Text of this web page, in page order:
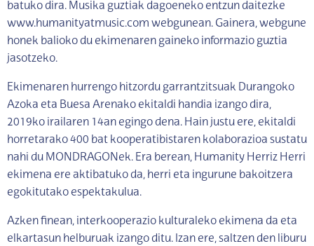
batuko dira. Musika guztiak dagoeneko entzun daitezke
www.humanityatmusic.com webgunean. Gainera, webgune
honek balioko du ekimenaren gaineko informazio guztia
jasotzeko.
Ekimenaren hurrengo hitzordu garrantzitsuak Durangoko
Azoka eta Buesa Arenako ekitaldi handia izango dira,
2019ko irailaren 14an egingo dena. Hain justu ere, ekitaldi
horretarako 400 bat kooperatibistaren kolaborazioa sustatu
nahi du MONDRAGONek. Era berean, Humanity Herriz Herri
ekimena ere aktibatuko da, herri eta ingurune bakoitzera
egokitutako espektakulua.
Azken finean, interkooperazio kulturaleko ekimena da eta
elkartasun helburuak izango ditu. Izan ere, saltzen den liburu